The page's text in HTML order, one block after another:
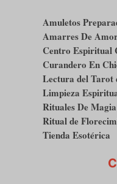
Amuletos
Amarres De
Centro Espiritual
Curandero En
Lectura del Tarot
Limpieza
Rituales De
Ritual de
Tienda Esotérica